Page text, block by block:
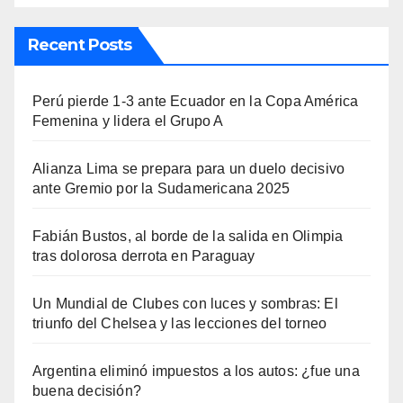
Recent Posts
Perú pierde 1-3 ante Ecuador en la Copa América
Femenina y lidera el Grupo A
Alianza Lima se prepara para un duelo decisivo
ante Gremio por la Sudamericana 2025
Fabián Bustos, al borde de la salida en Olimpia
tras dolorosa derrota en Paraguay
Un Mundial de Clubes con luces y sombras: El
triunfo del Chelsea y las lecciones del torneo
Argentina eliminó impuestos a los autos: ¿fue una
buena decisión?